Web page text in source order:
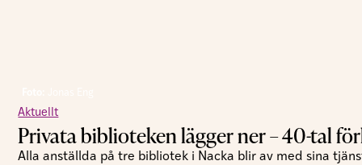
Aktuellt
Privata biblioteken lägger ner – 40-tal
Alla anställda på tre bibliotek i Nacka blir av med sina